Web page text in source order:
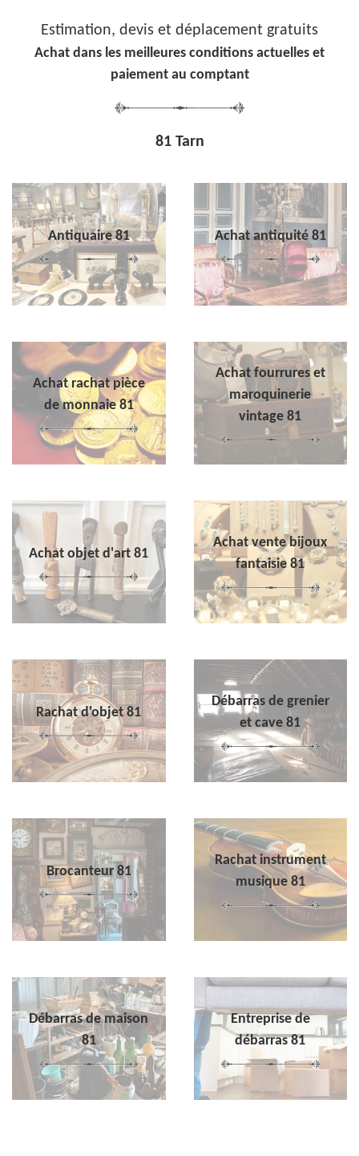
Estimation, devis et déplacement gratuits
Achat dans les meilleures conditions actuelles et
paiement au comptant
81 Tarn
Antiquaire 81 Achat antiquité 81
Achat rachat pièce
de monnaie 81
Achat fourrures et
maroquinerie
vintage 81
Achat objet d'art 81
Achat vente bijoux
fantaisie 81
Rachat d'objet 81
Débarras de grenier
et cave 81
Brocanteur 81
Rachat instrument
musique 81
Débarras de maison
81
Entreprise de
débarras 81